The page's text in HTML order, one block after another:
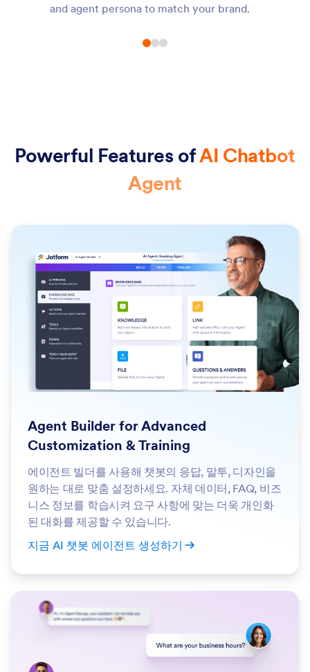
and agent persona to match your brand.
Powerful Features ofAI Chatbot
Agent
Agent Builder for Advanced
Customization & Training
에이전트 빌더를 사용해 챗봇의 응답, 말투, 디자인을
원하는 대로 맞춤 설정하세요. 자체 데이터, FAQ, 비즈
니스 정보를 학습시켜 요구 사항에 맞는 더욱 개인화
된 대화를 제공할 수 있습니다.
지금 AI 챗봇 에이전트 생성하기